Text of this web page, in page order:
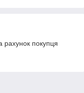
рахунок покупця